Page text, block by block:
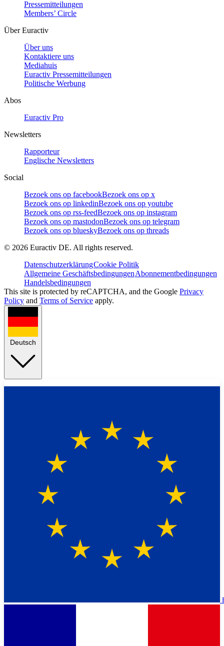
Pressemitteilungen
Members’ Circle
Über Euractiv
Über uns
Kontaktiere uns
Mediahuis
Euractiv Pressemitteilungen
Politische Werbung
Abos
Euractiv Pro
Newsletters
Rapporteur
Englische Newsletters
Social
Bezoek ons op facebookBezoek ons op x
Bezoek ons op linkedinBezoek ons op youtube
Bezoek ons op rss-feedBezoek ons op instagram
Bezoek ons op mastodonBezoek ons op telegram
Bezoek ons op blueskyBezoek ons op threads
© 2026 Euractiv DE. All rights reserved.
DatenschutzerklärungCookie Politik
Allgemeine GeschäftsbedingungenAbonnementbedingungen
Handelsbedingungen
This site is protected by reCAPTCHA, and the Google Privacy
Policy and Terms of Service apply.
Deutsch